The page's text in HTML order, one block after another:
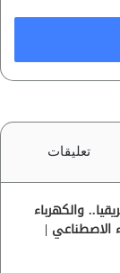
تعليقات
والكهرباء
الاصطناعي |